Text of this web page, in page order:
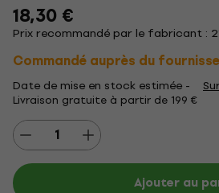
18,30 €
Prix recommandé par le fabricant :
Commandé auprès du
Date de mise en stock estimée -
Livraison gratuite à partir de 199 €
Ajouter au